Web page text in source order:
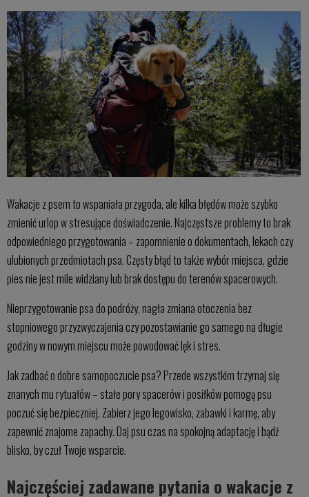
Wakacje z psem to wspaniała przygoda, ale kilka błędów może szybko
zmienić urlop w stresujące doświadczenie. Najczęstsze problemy to brak
odpowiedniego przygotowania – zapomnienie o dokumentach, lekach czy
ulubionych przedmiotach psa. Częsty błąd to także wybór miejsca, gdzie
pies nie jest mile widziany lub brak dostępu do terenów spacerowych.
Nieprzygotowanie psa do podróży, nagła zmiana otoczenia bez
stopniowego przyzwyczajenia czy pozostawianie go samego na długie
godziny w nowym miejscu może powodować lęk i stres.
Jak zadbać o dobre samopoczucie psa? Przede wszystkim trzymaj się
znanych mu rytuałów – stałe pory spacerów i posiłków pomogą psu
poczuć się bezpieczniej. Zabierz jego legowisko, zabawki i karmę, aby
zapewnić znajome zapachy. Daj psu czas na spokojną adaptację i bądź
blisko, by czuł Twoje wsparcie.
Najczęściej zadawane pytania o wakacje z